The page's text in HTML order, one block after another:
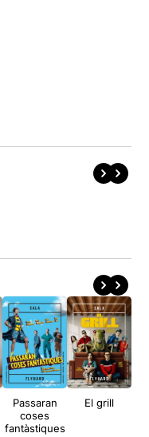
Passaran
coses
fantàstiques
El grill